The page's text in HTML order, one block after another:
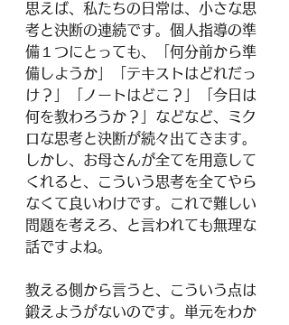
思えば、私たちの日常は、小さな思
考と決断の連続です。個人指導の準
備１つにとっても、「何分前から準
備しようか」「テキストはどれだっ
け？」「ノートはどこ？」「今日は
何を教わろうか？」などなど、ミク
ロな思考と決断が続々出てきます。
しかし、お母さんが全てを用意して
くれると、こういう思考を全てやら
なくて良いわけです。これで難しい
問題を考えろ、と言われても無理な
話ですよね。
教える側から言うと、こういう点は
鍛えようがないのです。単元をわか